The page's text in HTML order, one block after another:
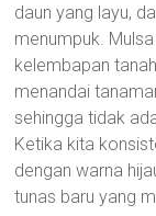
daun yang layu,
menumpuk.
kelembapan
menandai
sehingga tidak
Ketika kita
dengan warna
tunas baru yang